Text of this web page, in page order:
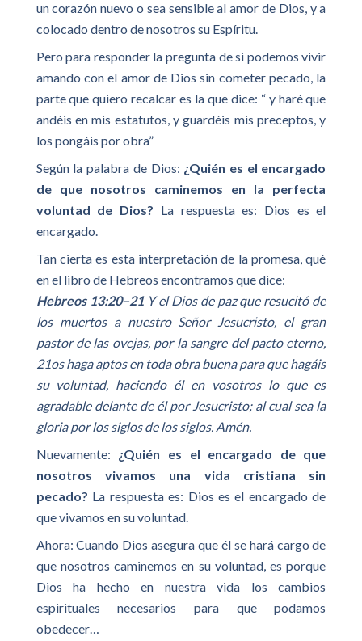
un corazón nuevo o sea sensible al amor de Dios, y a
colocado dentro de nosotros su Espíritu.
Pero para responder la pregunta de si podemos vivir
amando con el amor de Dios sin cometer pecado, la
parte que quiero recalcar es la que dice: “ y haré que
andéis en mis estatutos, y guardéis mis preceptos, y
los pongáis por obra”
Según la palabra de Dios: ¿Quién es el encargado
de que nosotros caminemos en la perfecta
voluntad de Dios? La respuesta es: Dios es el
encargado.
Tan cierta es esta interpretación de la promesa, qué
en el libro de Hebreos encontramos que dice:
Hebreos 13:20–21 Y el Dios de paz que resucitó de
los muertos a nuestro Señor Jesucristo, el gran
pastor de las ovejas, por la sangre del pacto eterno,
21os haga aptos en toda obra buena para que hagáis
su voluntad, haciendo él en vosotros lo que es
agradable delante de él por Jesucristo; al cual sea la
gloria por los siglos de los siglos. Amén.
Nuevamente: ¿Quién es el encargado de que
nosotros vivamos una vida cristiana sin
pecado? La respuesta es: Dios es el encargado de
que vivamos en su voluntad.
Ahora: Cuando Dios asegura que él se hará cargo de
que nosotros caminemos en su voluntad, es porque
Dios ha hecho en nuestra vida los cambios
espirituales necesarios para que podamos
obedecer…